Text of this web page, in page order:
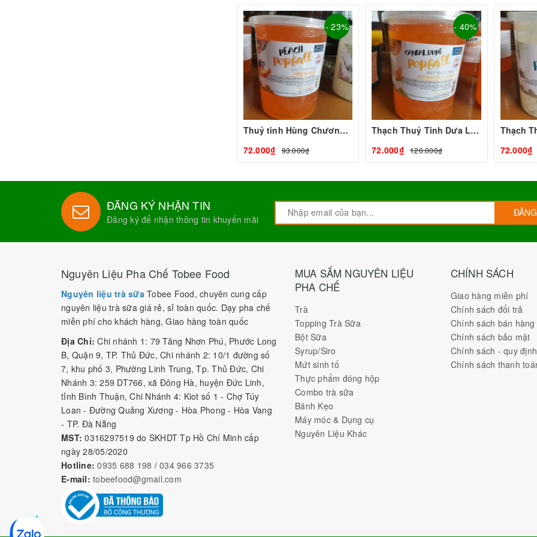
- 23%
Thuỷ tinh Hùng Chương 1Kg
72.000₫
93.000₫
- 40%
Thạch Thuỷ Tinh Dưa Lưới Hùng Chương 1kg | Nguyên Liệu Pha Chế Giá Sỉ Tp.HCM - Tobee Food
72.000₫ 120.000₫
72.000₫
ĐĂNG KÝ NHẬN TIN
Đăng ký để nhận thông tin khuyến mãi
Nguyên Liệu Pha Chế Tobee Food
Nguyên liệu trà sữa Tobee Food, chuyên cung cấp
nguyên liệu trà sữa giá rẻ, sỉ toàn quốc. Dạy pha chế
miễn phí cho khách hàng, Giao hàng toàn quốc
Địa Chỉ: Chi nhánh 1: 79 Tăng Nhơn Phú, Phước Long
B, Quận 9, TP. Thủ Đức, Chi nhánh 2: 10/1 đường số
7, khu phố 3, Phường Linh Trung, Tp. Thủ Đức, Chi
Nhánh 3: 259 DT766, xã Đông Hà, huyện Đức Linh,
tỉnh Bình Thuận, Chi Nhánh 4: Kiot số 1 - Chợ Túy
Loan - Đường Quảng Xương - Hòa Phong - Hòa Vang
- TP. Đà Nẵng
MST: 0316297519 do SKHDT Tp Hồ Chí Minh cấp
ngày 28/05/2020
Hotline: 0935 688 198 / 034 966 3735
E-mail: tobeefood@gmail.com
MUA SẮM NGUYÊN LIỆU
PHA CHẾ
Trà
Topping Trà Sữa
Bột Sữa
Syrup/Siro
Mứt sinh tố
Thực phẩm đóng hộp
Combo trà sữa
Bánh Kẹo
Máy móc & Dụng cụ
Nguyên Liệu Khác
CHÍNH SÁCH
Giao hàng miễn phí
Chính sách đổi trả
Chính sách bán hàng
Chính sách bảo mật
Chính sách - quy
Chính sách thanh